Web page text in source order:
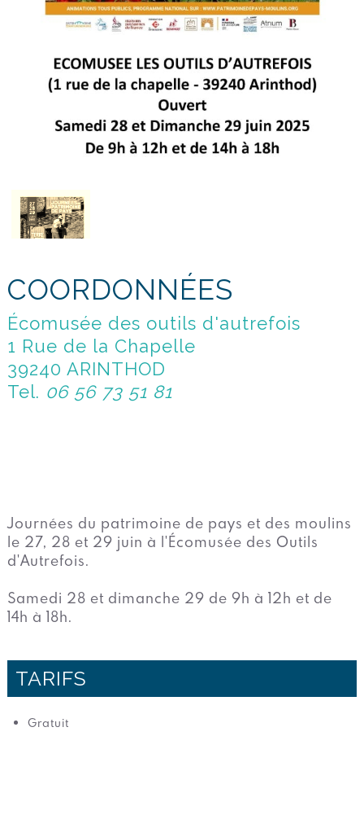
COORDONNÉES
Écomusée des outils d'autrefois
1 Rue de la Chapelle
39240 ARINTHOD
Tel. 06 56 73 51 81
Journées du patrimoine de pays et des moulins
le 27, 28 et 29 juin à l'Écomusée des Outils
d'Autrefois.
Samedi 28 et dimanche 29 de 9h à 12h et de
14h à 18h.
TARIFS
Gratuit